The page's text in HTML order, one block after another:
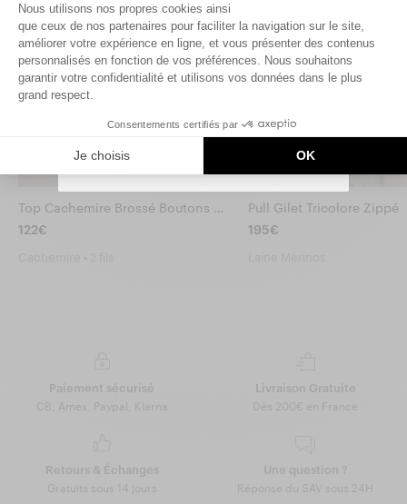
Top Cachemire Brossé Boutons Bijoux
122€
Pull Gilet Tricolore Zippé
195€
Paiement sécurisé
CB, Amex, Paypal, Klarna
Livraison Gratuite
Dès 200€ en France
Retours & Échanges
Gratuits sous 14 jours
Une question ?
Réponse du SAV sous 24H
Saisir votre adresse e-mail